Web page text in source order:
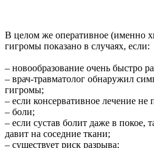
В целом же оперативное (именно
гигромы показано в случаях, если:
– новообразование очень быстро
– врач-травматолог обнаружил
гигромы;
– если консервативное лечение не
– боли;
– если сустав болит даже в покое,
давит на соседние ткани;
– существует риск разрыва;